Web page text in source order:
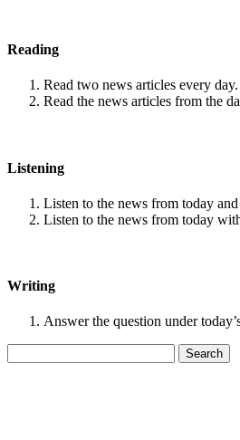
Reading
Read two news articles every day.
Read the news articles from the
Listening
Listen to the news from today
Listen to the news from today
Writing
Answer the question under
for: